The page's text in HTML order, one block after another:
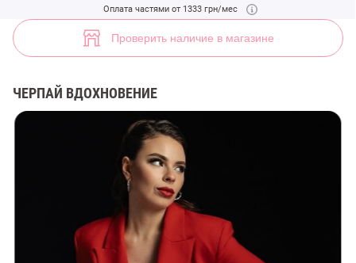
Оплата частями от 1333 грн/мес
Проверить наличие в магазине
ЧЕРПАЙ ВДОХНОВЕНИЕ
Красный двубортный жакет с открытой спиной (арт. 47706) ♡